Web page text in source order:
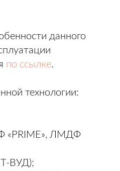
данного
по ссылке.
технологии:
«PRIME», ЛМДФ
ВУД);